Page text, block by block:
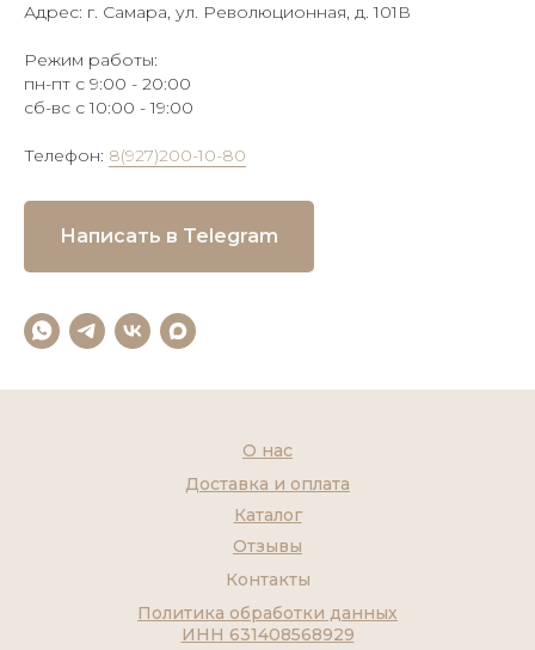
Адрес: г. Самара, ул. Революционная, д. 101В
Режим работы:
пн-пт с 9:00 - 20:00
сб-вс с 10:00 - 19:00
Телефон: 8(927)200-10-80
Написать в Telegram
Контакты
Каталог
О нас
Доставка и оплата
Отзывы
Политика обработки данных
ИНН 631408568929